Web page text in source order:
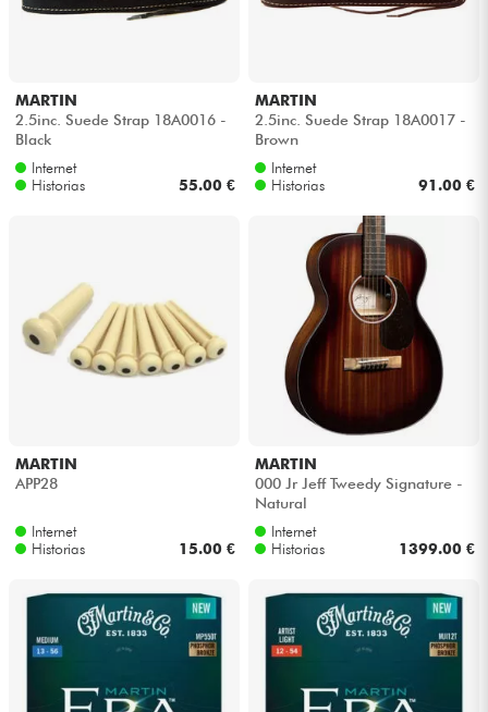
MARTIN
2.5inc. Suede Strap 18A0016 -
Black
Internet
Historias
55.00 €
MARTIN
2.5inc. Suede Strap 18A0017 -
Brown
Internet
Historias
91.00 €
MARTIN
APP28
Internet
Historias
15.00 €
MARTIN
000 Jr Jeff Tweedy Signature -
Natural
Internet
Historias
1399.00 €